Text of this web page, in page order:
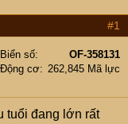
#1
Biển số
OF-358131
Động cơ
262,845 Mã lực
tuổi đang lớn rất